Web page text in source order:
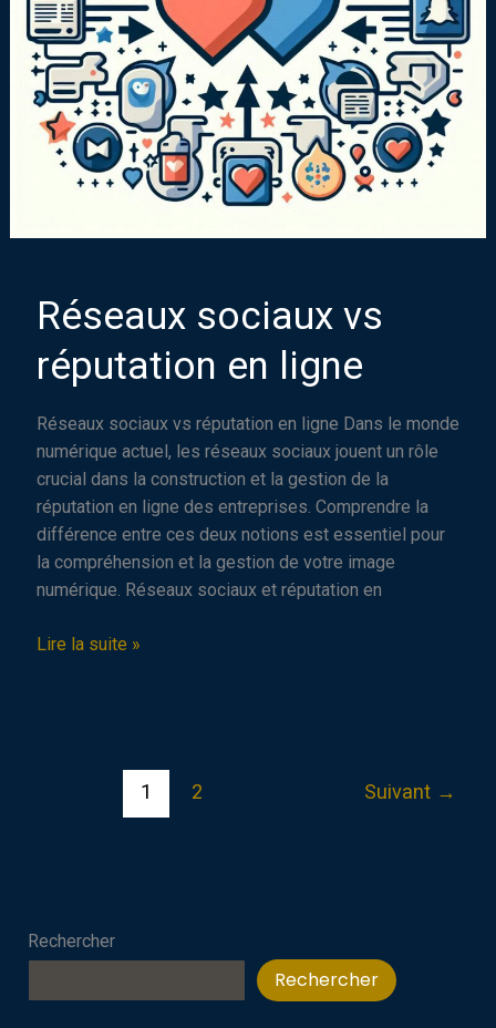
Rechercher
Rechercher
Réseaux sociaux vs
réputation en ligne
Réseaux sociaux vs réputation en ligne Dans le monde
numérique actuel, les réseaux sociaux jouent un rôle
crucial dans la construction et la gestion de la
réputation en ligne des entreprises. Comprendre la
différence entre ces deux notions est essentiel pour
la compréhension et la gestion de votre image
numérique. Réseaux sociaux et réputation en
Réseaux
Lire la suite »
1 2 Suivant →